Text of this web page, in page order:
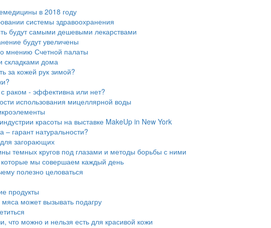
в 2018 году
системы здравоохранения
будут самыми дешевыми лекарствами
будут увеличены
мнению Счетной палаты
складками дома
за кожей рук зимой?
раком - эффективна или нет?
использования мицеллярной воды
красоты на выставке MakeUp in New York
– гарант натуральности?
загорающих
темных кругов под глазами и методы борьбы с ними
мы совершаем каждый день
полезно целоваться
продукты
может вызывать подагру
что можно и нельзя есть для красивой кожи